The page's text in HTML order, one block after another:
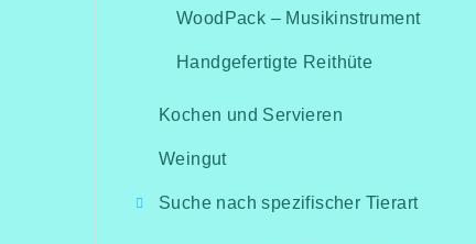
WoodPack – Musikinstrument
Handgefertigte Reithüte
Kochen und Servieren
Weingut
Suche nach spezifischer Tierart